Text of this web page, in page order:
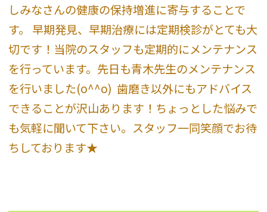
しみなさんの健康の保持増進に寄与することで
す。 早期発見、早期治療には定期検診がとても大
切です！当院のスタッフも定期的にメンテナンス
を行っています。先日も青木先生のメンテナンス
を行いました(o^^o) 歯磨き以外にもアドバイス
できることが沢山あります！ちょっとした悩みで
も気軽に聞いて下さい。スタッフ一同笑顔でお待
ちしております★